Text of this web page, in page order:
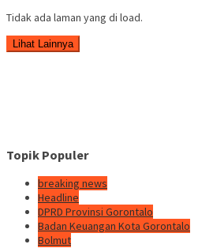
Tidak ada laman yang di load.
Lihat Lainnya
Topik Populer
breaking news
Headline
DPRD Provinsi Gorontalo
Badan Keuangan Kota Gorontalo
Bolmut